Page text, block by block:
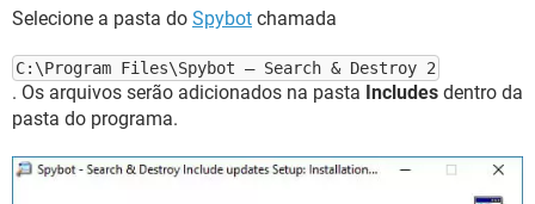
Selecione a pasta do Spybot chamada
C:\Program Files\Spybot – Search & Destroy 2
. Os arquivos serão adicionados na pasta Includes dentro da
pasta do programa.